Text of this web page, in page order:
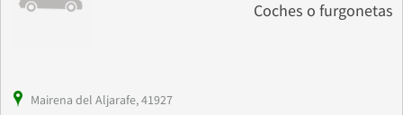
Coches o furgonetas
Mairena del Aljarafe, 41927